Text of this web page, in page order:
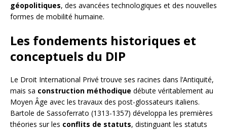
géopolitiques, des avancées technologiques et des nouvelles
formes de mobilité humaine.
Les fondements historiques et
conceptuels du DIP
Le Droit International Privé trouve ses racines dans l’Antiquité,
mais sa construction méthodique débute véritablement au
Moyen Âge avec les travaux des post-glossateurs italiens.
Bartole de Sassoferrato (1313-1357) développa les premières
théories sur les conflits de statuts, distinguant les statuts